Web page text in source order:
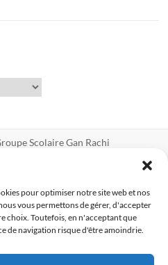
pour optimiser notre site web et nos
vous permettons de gérer, d'accepter
choix. Toutefois, en n'acceptant que
de navigation risque d'être amoindrie.
Scolaire Gan Rachi
Politique de